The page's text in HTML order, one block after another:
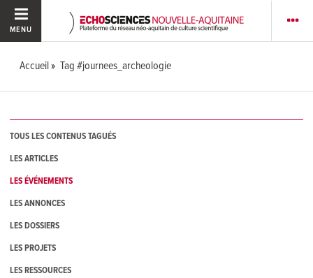
MENU
Accueil Tag #journees_archeologie
TOUS LES CONTENUS TAGUÉS
LES ARTICLES
LES ÉVÉNEMENTS
LES ANNONCES
LES DOSSIERS
LES PROJETS
LES RESSOURCES